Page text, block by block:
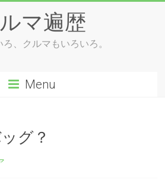
マ遍歴
ろ、クルマもいろいろ。
Menu
グ？